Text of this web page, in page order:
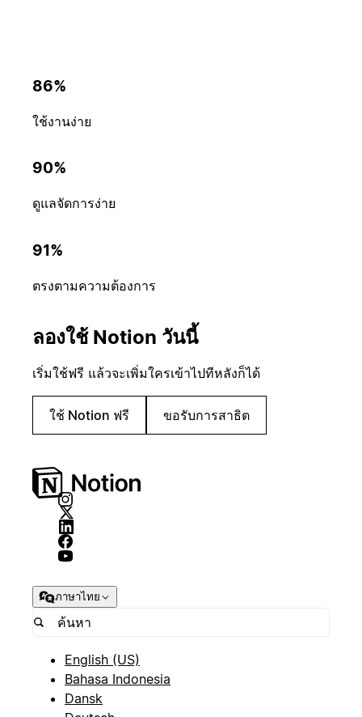
86%
ใช้งานง่าย
90%
ดูแลจัดการง่าย
91%
ตรงตามความต้องการ
ลองใช้ Notion วันนี้
เริ่มใช้ฟรี แล้วจะเพิ่มใครเข้าไปทีหลังก็ได้
ใช้ Notion ฟรี ขอรับการสาธิต
ภาษาไทย
English (US)
Bahasa Indonesia
Dansk